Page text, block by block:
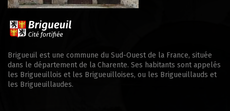
Brigueuil est une commune du Sud-Ouest de la France, située
dans le département de la Charente. Ses habitants sont appelés
les Brigueuillois et les Brigueuilloises, ou les Brigueuillauds et
les Brigueuillaudes.